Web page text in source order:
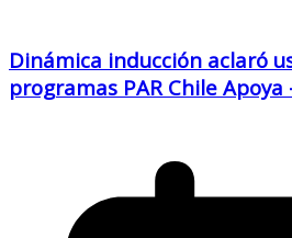
Dinámica inducción aclaró
programas PAR Chile Apoya